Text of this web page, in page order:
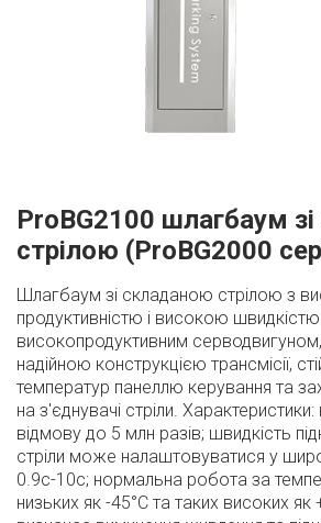
ProBG2100 шлагбаум
стрілою (ProBG2000
Шлагбаум зі складаною стрілою з
продуктивністю і високою
високопродуктивним
надійною конструкцією трансмісії,
температур панеллю керування та
на з'єднувачі стріли.
відмову до 5 млн разів; швидкість
стріли може налаштовуватися у
0.9с-10с; нормальна робота за
низьких як -45°C та таких високих